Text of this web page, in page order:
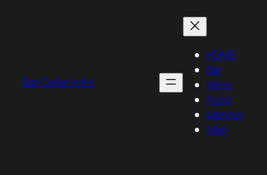
Bar Cellar Infini
HOME
Bar
Wine
Food
Manner
Map